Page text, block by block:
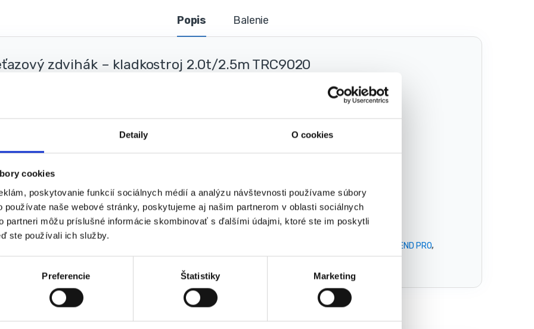
Detaily O cookies
cookies
poskytovanie funkcií sociálnych médií a analýzu návštevnosti používame súbory
používate naše webové stránky, poskytujeme aj našim partnerom v oblasti sociálnych
partneri môžu príslušné informácie skombinovať s ďalšími údajmi, ktoré ste im poskytli
ste používali ich služby.
Preferencie Štatistiky Marketing
v
Popis Balenie
zdvihák – kladkostroj 2.0t/2.5m TRC9020
Nosnosť: 2 t
STREND PRO,
-- Dielňa,Zdviháky reťazové,Zľavy - výpredaj Značka:Strend Pro
Popis Balenie